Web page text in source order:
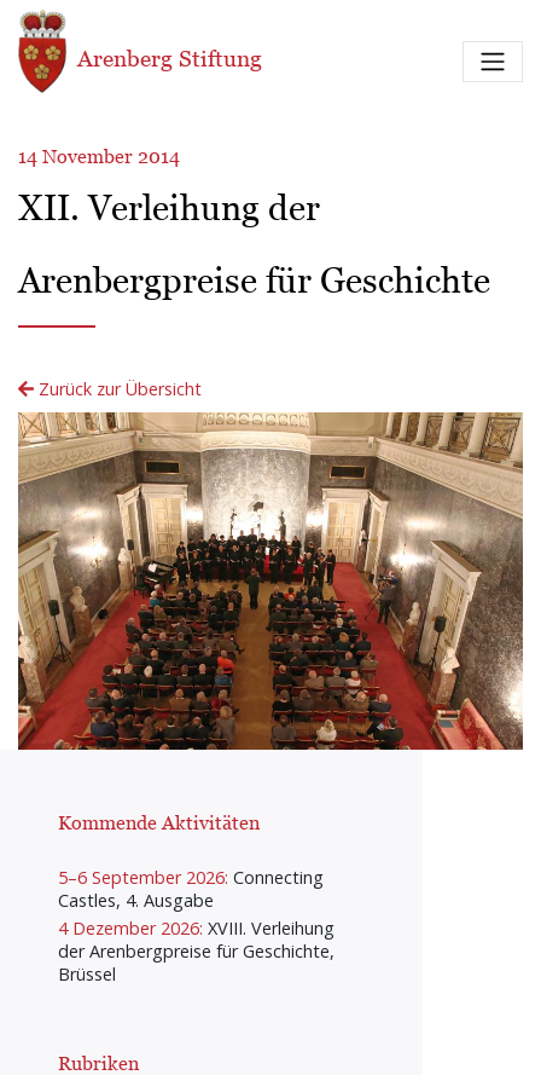
Direkt zum Inhalt
Arenberg Stiftung
14 November 2014
XII. Verleihung der
Arenbergpreise für Geschichte
Zurück zur Übersicht
Kommende Aktivitäten
5–6 September 2026: Connecting
Castles, 4. Ausgabe
4 Dezember 2026: XVIII. Verleihung
der Arenbergpreise für Geschichte,
Brüssel
Rubriken